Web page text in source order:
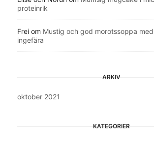
proteinrik
Frei om Mustig och god morotssoppa
ingefära
ARKIV
oktober 2021
KATEGORIER